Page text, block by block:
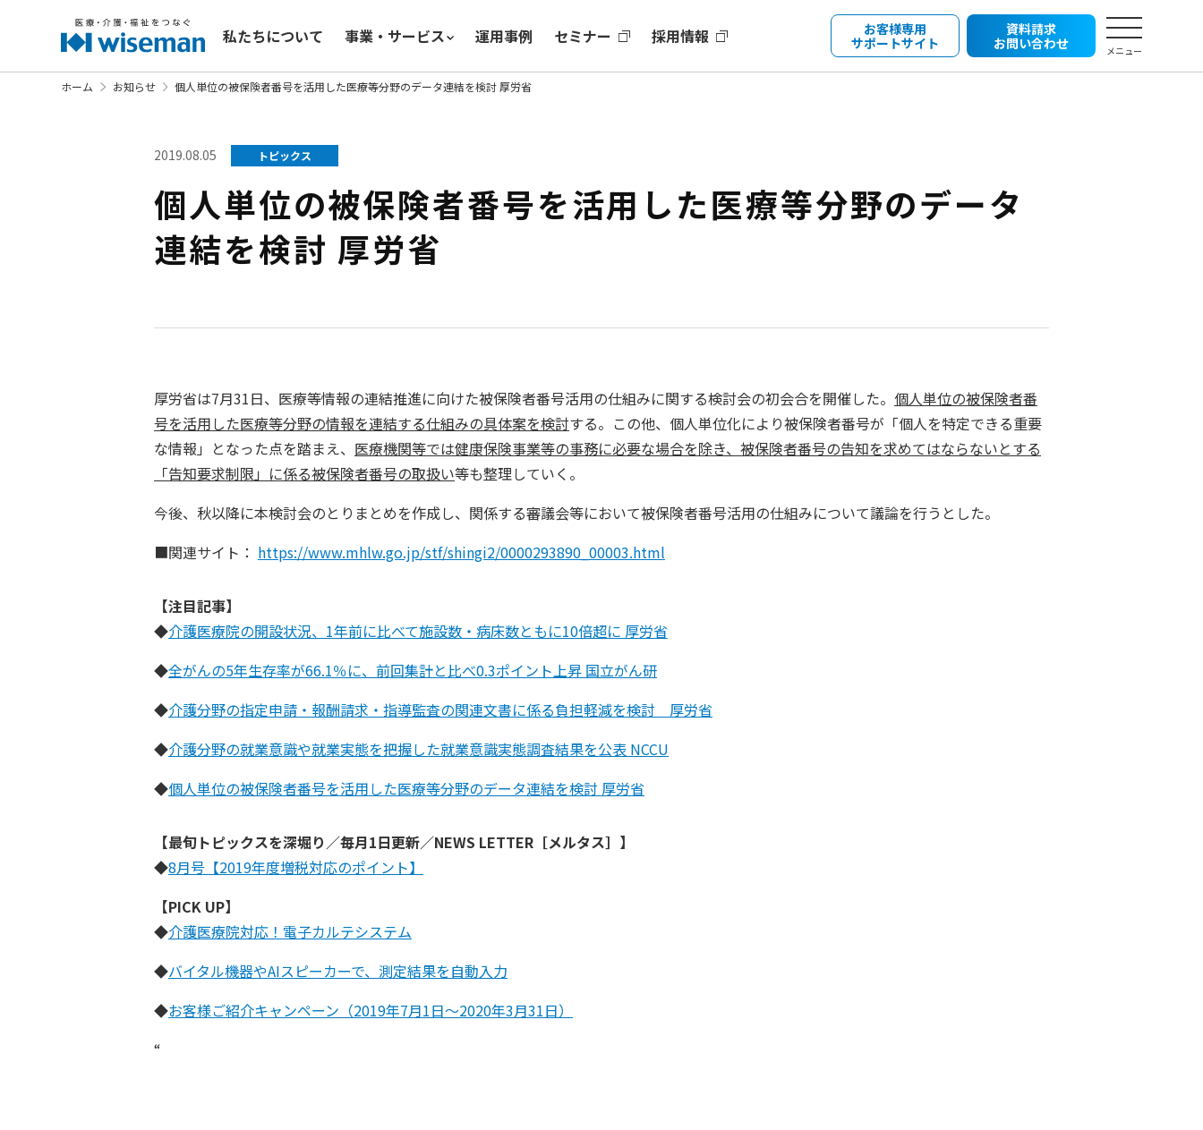
私たちについて 事業・サービス 運用事例 セミナー 採用情報
お客様専用
サポートサイト
資料請求
お問い合わせ
メニュー
ホーム お知らせ 個人単位の被保険者番号を活用した医療等分野のデータ連結を検討 厚労省
2019.08.05 トピックス
個人単位の被保険者番号を活用した医療等分野のデータ
連結を検討 厚労省
厚労省は7月31日、医療等情報の連結推進に向けた被保険者番号活用の仕組みに関する検討会の初会合を開催した。 個人単位の被保険者番
号を活用した医療等分野の情報を連結する仕組みの具体案を検討する。この他、個人単位化により被保険者番号が「個人を特定できる重要
な情報」となった点を踏まえ、 医療機関等では健康保険事業等の事務に必要な場合を除き、被保険者番号の告知を求めてはならないとする
「告知要求制限」に係る被保険者番号の取扱い等も整理していく。
今後、秋以降に本検討会のとりまとめを作成し、関係する審議会等において被保険者番号活用の仕組みについて議論を行うとした。
■関連サイト： https://www.mhlw.go.jp/stf/shingi2/0000293890_00003.html
【注目記事】
◆介護医療院の開設状況、1年前に比べて施設数・病床数ともに10倍超に 厚労省
◆全がんの5年生存率が66.1％に、前回集計と比べ0.3ポイント上昇 国立がん研
◆介護分野の指定申請・報酬請求・指導監査の関連文書に係る負担軽減を検討 厚労省
◆介護分野の就業意識や就業実態を把握した就業意識実態調査結果を公表 NCCU
◆個人単位の被保険者番号を活用した医療等分野のデータ連結を検討 厚労省
【最旬トピックスを深堀り／毎月1日更新／NEWS LETTER［メルタス］】
◆8月号【2019年度増税対応のポイント】
【PICK UP】
◆介護医療院対応！電子カルテシステム
◆バイタル機器やAIスピーカーで、測定結果を自動入力
◆お客様ご紹介キャンペーン（2019年7月1日～2020年3月31日）
“